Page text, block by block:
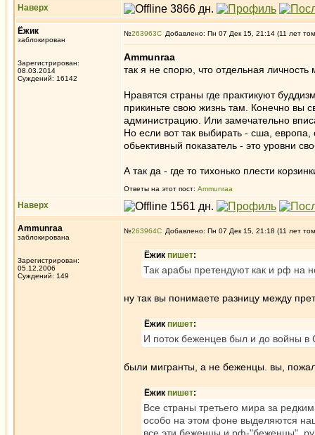
Наверх
Ёжик
заблокирован
Зарегистрирован:
08.03.2014
Суждений: 16142
№263963 Добавлено: Пн 07 Дек 15, 21:14 (11 лет
Ammunraa
так я не спорю, что отдельная
Нравятся страны где практикуют
прикиньте свою жизнь там. Конечно вы
администрацию. Или замечательно
Но если вот так выбирать - сша,
обьективный показатель - это уровни
А так да - где то тихонько плести
Ответы на этот пост: Ammunraa
Наверх
Ammunraa
заблокирована
Зарегистрирован:
05.12.2006
Суждений: 149
№263964 Добавлено: Пн 07 Дек 15, 21:18 (11 лет
Ёжик пишет:
Так арабы претендуют как и рф на
ну так вы понимаете разницу между
Ёжик пишет:
И поток беженцев был и до войны в
были мигранты, а не беженцы. вы,
Ёжик пишет:
Все страны третьего мира за
особо на этом фоне выделяются